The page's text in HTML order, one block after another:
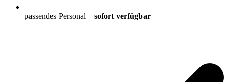
passendes Personal – sofort verfügbar